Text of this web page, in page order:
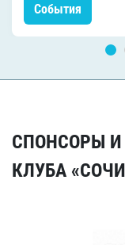
События
СПОНСОРЫ И
КЛУБА